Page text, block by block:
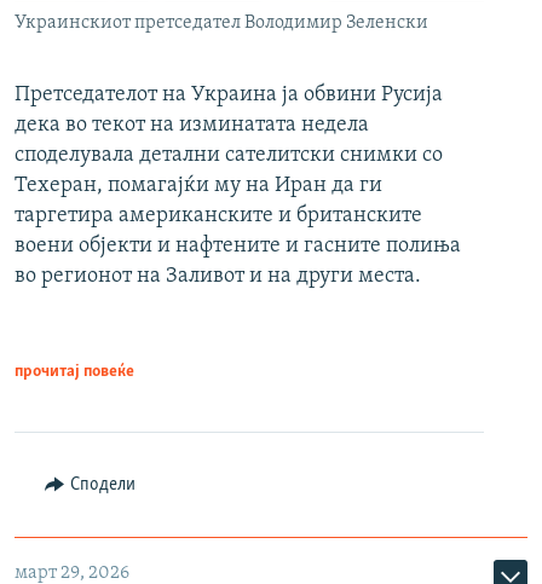
Украинскиот претседател Володимир Зеленски
Претседателот на Украина ја обвини Русија
дека во текот на изминатата недела
споделувала детални сателитски снимки со
Техеран, помагајќи му на Иран да ги
таргетира американските и британските
воени објекти и нафтените и гасните полиња
во регионот на Заливот и на други места.
прочитај повеќе
Сподели
март 29, 2026